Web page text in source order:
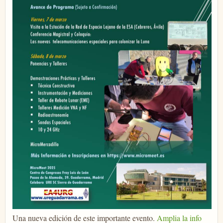
Una nueva edición de este importante evento. Amplia la info